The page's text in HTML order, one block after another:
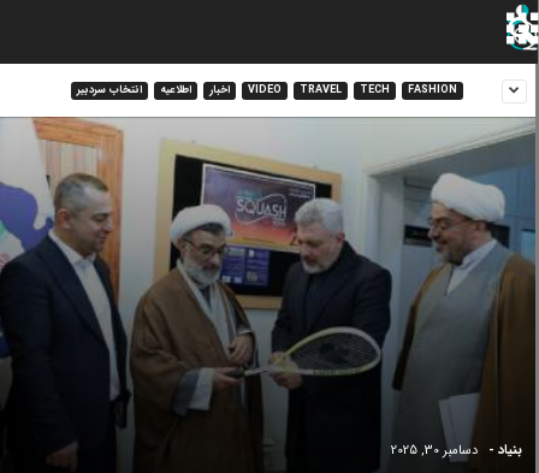
FASHION
TECH
TRAVEL
VIDEO اخبار اطلاعیه انتخاب سردبیر
بنیاد - دسامبر 30, 2025